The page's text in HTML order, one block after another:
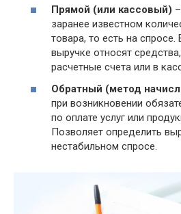
Прямой (или кассовый)
заранее известном
товара, то есть на спросе.
выручке относят
расчетные счета или в
Обратный (метод
при возникновении
по оплате услуг или
Позволяет определить
нестабильном спросе.